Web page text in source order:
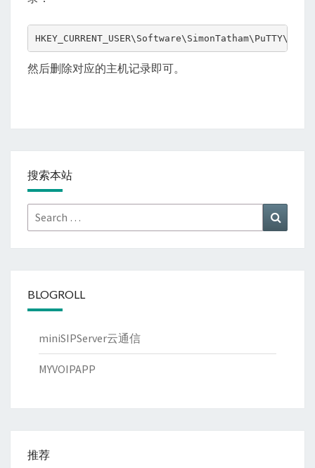
然后删除对应的主机记录即可。
搜索本站
Search
for:
BLOGROLL
miniSIPServer云通信
MYVOIPAPP
推荐